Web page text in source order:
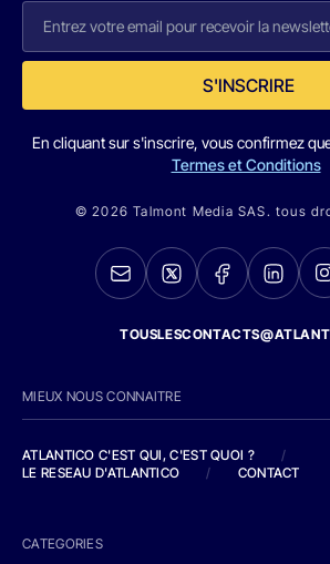
S'INSCRIRE
En cliquant sur s'inscrire, vous confirmez
Termes et Conditions
© 2026 Talmont Media SAS. tous
MIEUX NOUS CONNAITRE
ATLANTICO C'EST QUI, C'EST QUOI ?
/
LE RESEAU D'ATLANTICO
/ CONTACT
CATEGORIES